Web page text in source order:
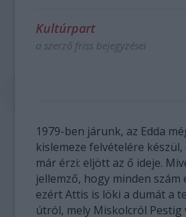
Kultúrpart
a szerző friss bejegyzései
1979-ben járunk, az Edda
kislemeze felvételére
már érzi: eljött az ő ideje.
jellemző, hogy minden
ezért Attis is löki a dumát a
útról, mely Miskolcról Pestig